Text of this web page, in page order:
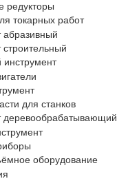
редукторы
токарных работ
абразивный
строительный
инструмент
для станков
деревообрабатывающий
оборудование